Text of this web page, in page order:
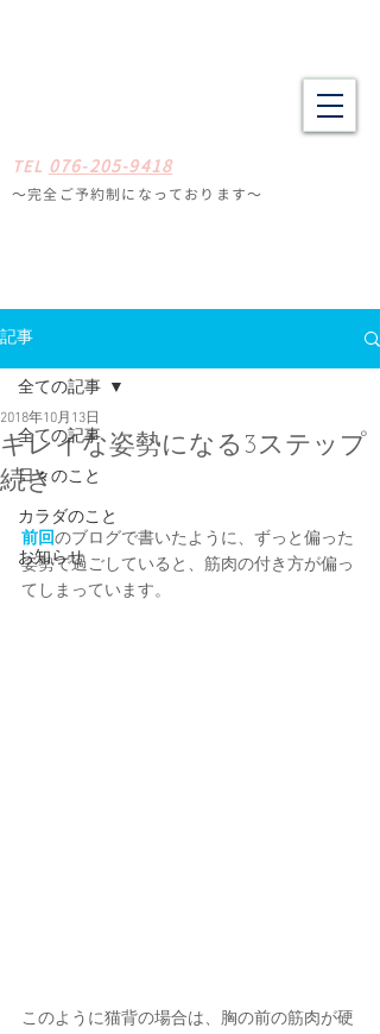
TEL 076-205-9418
〜完全ご予約制になっ ております〜
記事
全ての記事
日々のこと
カラダのこと
お知らせ
全ての記事
キレイな姿勢になる3ステップ
続き
2018年10月13日
前回のブログで書いたように、ずっと偏った
姿勢で過ごしていると、筋肉の付き方が偏っ
てしまっています。
このように猫背の場合は、胸の前の筋肉が硬